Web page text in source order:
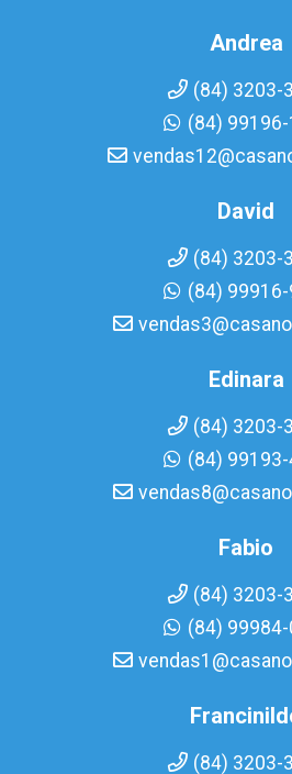
Andrea
(84) 3203-
(84)
David
(84) 3203-
(84)
Edinara
(84) 3203-
(84)
Fabio
(84) 3203-
(84)
(84) 3203-